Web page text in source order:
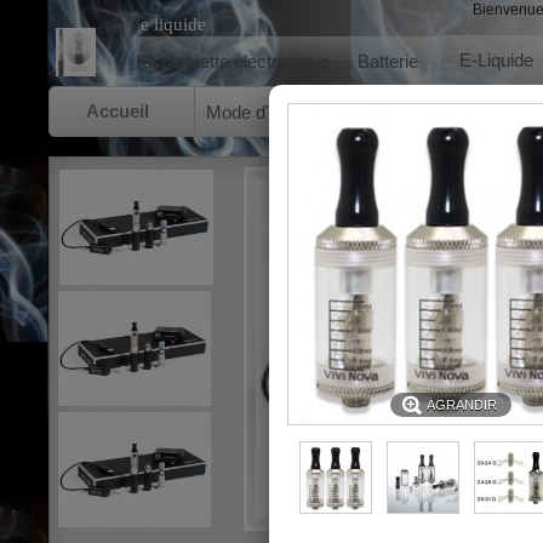
Accueil
Kit cigarette electronique E-Liquide
Batterie
e liquide
Mode d'emploi